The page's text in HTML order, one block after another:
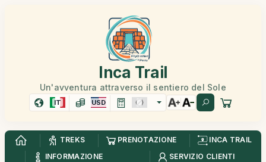
Inca Trail
Un'avventura attraverso il sentiero del Sole
IT USD
TREKS PRENOTAZIONE
INCA TRAIL
INFORMAZIONE
SERVIZIO CLIENTI